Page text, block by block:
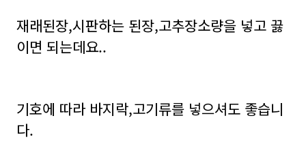
재래된장,시판하는 된장,고추장소량을 넣고 끓
이면 되는데요..
기호에 따라 바지락,고기류를 넣으셔도 좋습니
다.